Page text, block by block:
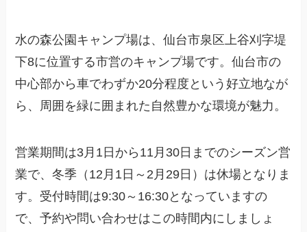
水の森公園キャンプ場は、仙台市泉区上谷刈字堤
下8に位置する市営のキャンプ場です。仙台市の
中心部から車でわずか20分程度という好立地なが
ら、周囲を緑に囲まれた自然豊かな環境が魅力。
営業期間は3月1日から11月30日までのシーズン営
業で、冬季（12月1日～2月29日）は休場となりま
す。受付時間は9:30～16:30となっていますの
で、予約や問い合わせはこの時間内にしましょ